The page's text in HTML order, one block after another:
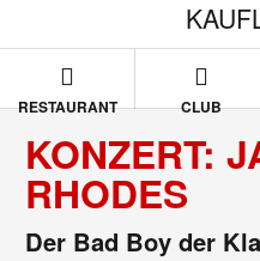
RESTAURANT CLUB
KONZERT:
RHODES
Der Bad Boy der